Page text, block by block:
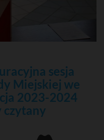
sesja
Miejskiej we
2023-2024
czytany